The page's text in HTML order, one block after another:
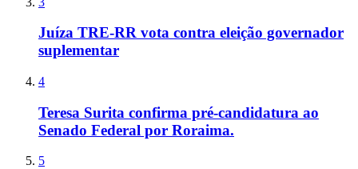
Juíza TRE-RR vota contra eleição governador
suplementar
4
Teresa Surita confirma pré-candidatura ao
Senado Federal por Roraima.
5